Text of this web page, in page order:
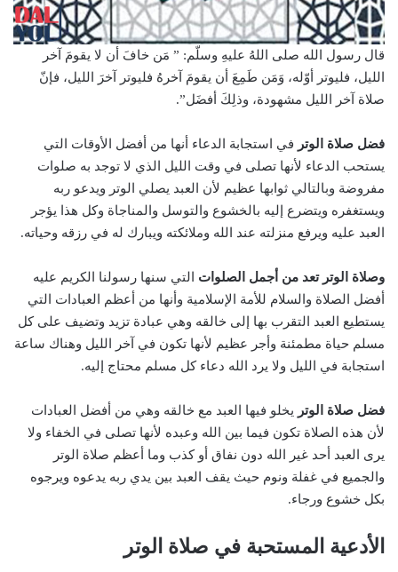
قال رسول الله صلى اللهُ عليهِ وسلّم: ” مَن خافَ أن لا يقومَ آخر
الليل، فليوتر أوّله، وَمَن طَمِعَ أن يقومَ آخرهُ فليوتر آخرَ الليل، فإنّ
صلاة آخر الليل مشهودة، وذلِكَ أفضَل”.
فضل صلاة الوتر في استجابة الدعاء أنها من أفضل الأوقات التي
يستحب الدعاء لأنها تصلى في وقت الليل الذي لا توجد به صلوات
مفروضة وبالتالي ثوابها عظيم لأن العبد يصلي الوتر ويدعو ربه
ويستغفره ويتضرع إليه بالخشوع والتوسل والمناجاة وكل هذا يؤجر
العبد عليه ويرفع منزلته عند الله وملائكته ويبارك له في رزقه وحياته.
وصلاة الوتر تعد من أجمل الصلوات التي سنها رسولنا الكريم عليه
أفضل الصلاة والسلام للأمة الإسلامية وأنها من أعظم العبادات التي
يستطيع العبد التقرب بها إلى خالقه وهي عبادة تزيد وتضيف على كل
مسلم حياة مطمئنة وأجر عظيم لأنها تكون في آخر الليل وهناك ساعة
استجابة في الليل ولا يرد الله دعاء كل مسلم محتاج إليه.
فضل صلاة الوتر يخلو فيها العبد مع خالقه وهي من أفضل العبادات
لأن هذه الصلاة تكون فيما بين الله وعبده لأنها تصلى في الخفاء ولا
يرى العبد أحد غير الله دون نفاق أو كذب وما أعظم صلاة الوتر
والجميع في غفلة ونوم حيث يقف العبد بين يدي ربه يدعوه ويرجوه
بكل خشوع ورجاء.
الأدعية المستحبة في صلاة الوتر